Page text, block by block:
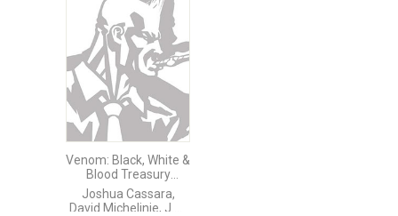
Venom: Black, White &
Blood Treasury
Edition
Joshua Cassara,
David Michelinie, J.M.